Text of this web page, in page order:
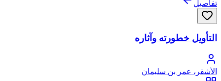
تفاصيل
التأويل خطورته وآثاره
الأشقر، عمر بن سليمان